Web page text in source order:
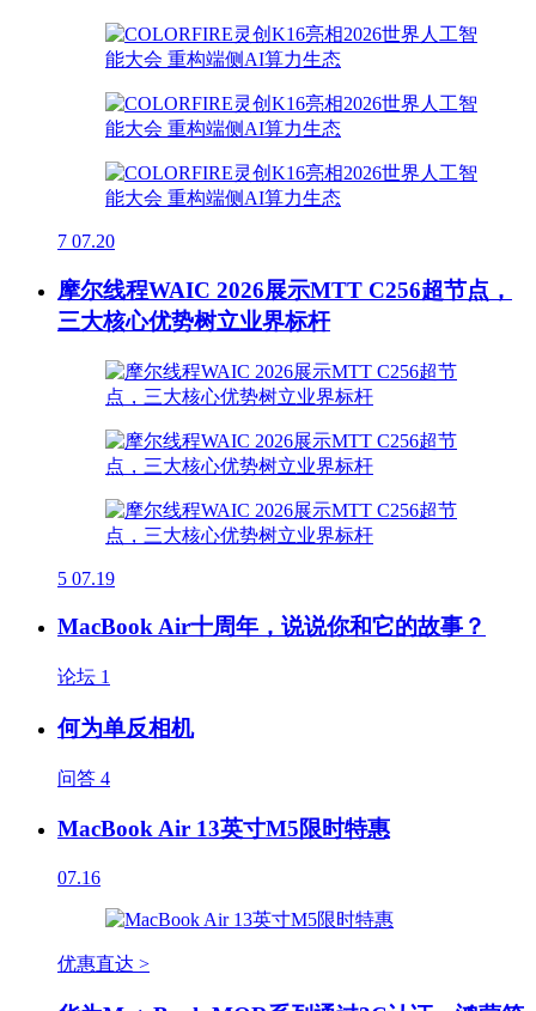
7 07.20
摩尔线程WAIC 2026展示MTT C256超节点，
三大核心优势树立业界标杆
5 07.19
MacBook Air十周年，说说你和它的故事？
论坛 1
何为单反相机
问答 4
MacBook Air 13英寸M5限时特惠
07.16
优惠直达 >